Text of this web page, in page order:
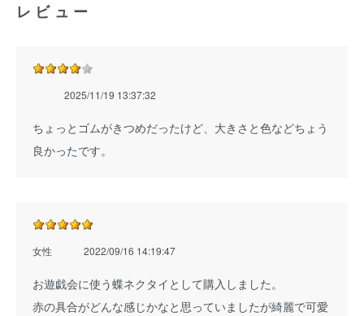
レビュー
2025/11/19 13:37:32
ちょっとゴムがきつめだったけど、大きさと色などちょう
良かったです。
女性 2022/09/16 14:19:47
お遊戯会に使う蝶ネクタイとして購入しました。
赤の具合がどんな感じかなと思っていましたが綺麗で可愛